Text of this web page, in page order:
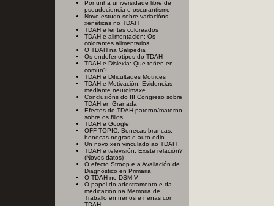
Por unha universidade libre de
pseudociencia e oscurantismo
Novo estudo sobre variacións
xenéticas no TDAH
TDAH e lentes coloreados
TDAH e alimentación: Os
colorantes alimentarios
O TDAH na Galipedia
Os endofenotipos do TDAH
TDAH e Dislexia: Que teñen en
común?
TDAH e Dificultades Motrices
TDAH e Motivación. Evidencias
mediante neuroimaxe
Conclusións do III Congreso sobre
TDAH en Granada
Efectos do TDAH paterno/materno
sobre os fillos
TDAH e Google
OFF-TOPIC: Bonecas brancas,
bonecas negras e auto-odio
Un novo xen vinculado ao TDAH
TDAH e televisión. Existe relación?
(Novos datos)
O efecto Stroop e a Avaliación de
Diagnóstico en Primaria
O TDAH no DSM-V
O papel do adestramento e da
medicación na Memoria de
Traballo en nenos e nenas con